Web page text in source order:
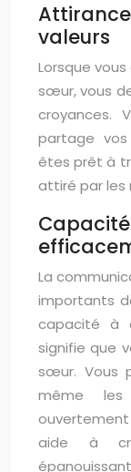
valeurs
Lorsque
sœur, vous
croyances.
partage
êtes prêt à
attiré par les
La
importants
capacité à
signifie que
sœur. Vous
même
aide à